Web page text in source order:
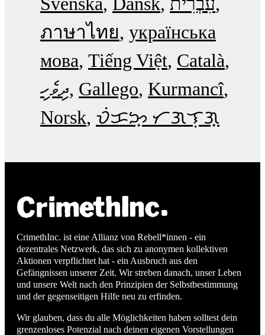
ภาษาไทย українська
мова Tiếng Việt Català
ދިވެހި Gallego Kurmancî
Norsk ᜏᜒᜃᜅ᜔ ᜆᜄᜎᜓᜄ᜔
CrimethInc. ist eine Allianz von Rebell*innen - ein
dezentrales Netzwerk, das sich zu anonymen kollektiven
Aktionen verpflichtet hat - ein Ausbruch aus den
Gefängnissen unserer Zeit. Wir streben danach, unser Leben
und unsere Welt nach den Prinzipien der Selbstbestimmung
und der gegenseitigen Hilfe neu zu erfinden.
Wir glauben, dass du alle Möglichkeiten haben solltest dein
grenzenloses Potenzial nach deinen eigenen Vorstellungen